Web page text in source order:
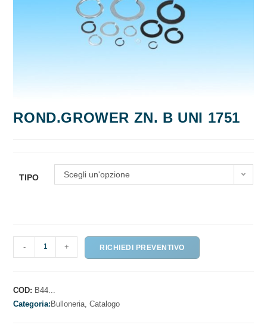
ROND.GROWER ZN. B UNI 1751
TIPO Scegli un'opzione
ROND.GROWER
ZN.
UNI
1751
- + RICHIEDI PREVENTIVO
COD: B44...
Categoria:Bulloneria,Catalogo